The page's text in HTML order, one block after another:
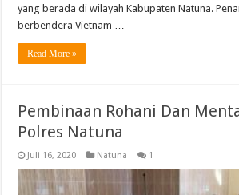
yang berada di wilayah Kabupaten Natuna.
berbendera Vietnam …
Read More »
Pembinaan Rohani Dan
Polres Natuna
Juli 16, 2020 Natuna 1